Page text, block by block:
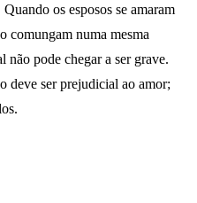
os esposos se amaram
comungam numa mesma
não pode chegar a ser grave.
deve ser prejudicial ao amor;